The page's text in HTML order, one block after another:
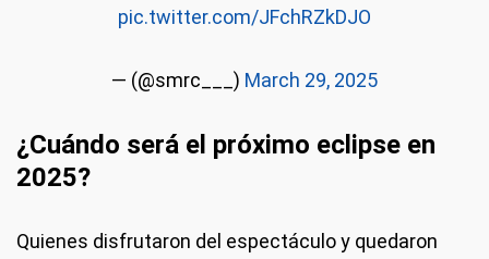
pic.twitter.com/JFchRZkDJO
— (@smrc___) March 29, 2025
¿Cuándo será el próximo eclipse en
2025?
Quienes disfrutaron del espectáculo y quedaron